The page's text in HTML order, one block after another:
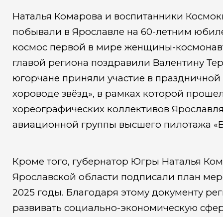
Наталья Комарова и воспитанники
побывали в Ярославле на 60-летним
космос первой в мире женщины-
главой региона поздравили Валентину
югорчане приняли участие в
хороводе звёзд», в рамках которой
хореографических коллективов
авиационной группы высшего пилотажа
Кроме того, губернатор Югры Наталья
Ярославской области подписали план
2025 годы. Благодаря этому документу
развивать социально-экономическую